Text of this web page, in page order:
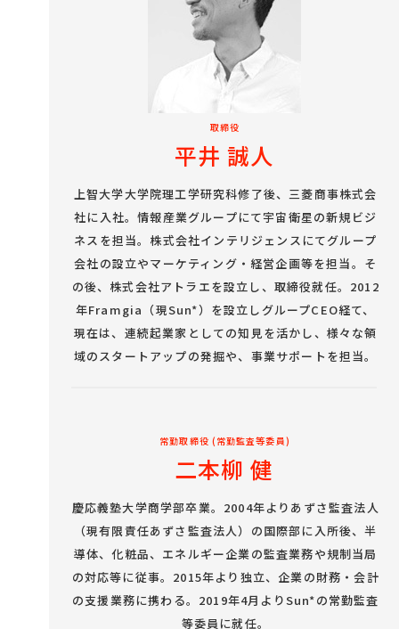
取締役
平井 誠人
上智大学大学院理工学研究科修了後、三菱商事株式会
社に入社。情報産業グループにて宇宙衛星の新規ビジ
ネスを担当。株式会社インテリジェンスにてグループ
会社の設立やマーケティング・経営企画等を担当。そ
の後、株式会社アトラエを設立し、取締役就任。2012
年Framgia（現Sun*）を設立しグループCEO経て、
現在は、連続起業家としての知見を活かし、様々な領
域のスタートアップの発掘や、事業サポートを担当。
常勤取締役 (常勤監査等委員)
二本柳 健
慶応義塾大学商学部卒業。2004年よりあずさ監査法人
（現有限責任あずさ監査法人）の国際部に入所後、半
導体、化粧品、エネルギー企業の監査業務や規制当局
の対応等に従事。2015年より独立、企業の財務・会計
の支援業務に携わる。2019年4月よりSun*の常勤監査
等委員に就任。